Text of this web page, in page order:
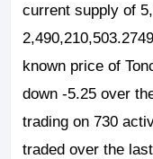
current supply of
known price of
down -5.25 over
trading on 730
traded over the